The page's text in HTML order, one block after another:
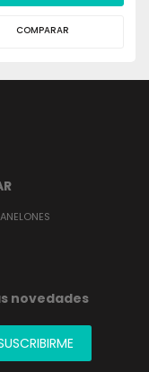
COMPARAR
novedades